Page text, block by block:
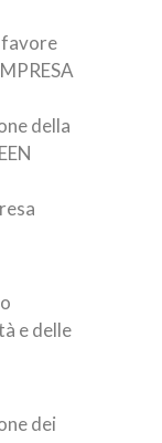
favore
della
e delle
dei